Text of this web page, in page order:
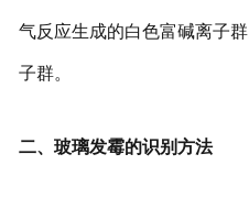
气反应生成的白色富碱离子
子群。
二、玻璃发霉的识别方法